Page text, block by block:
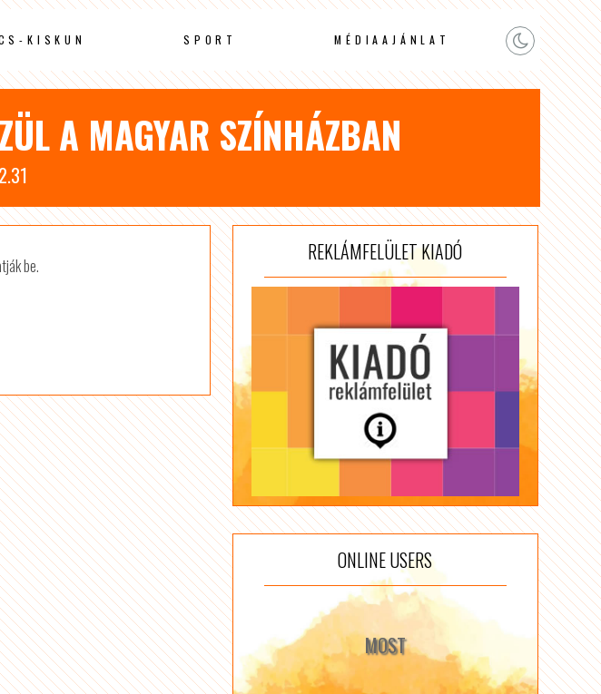
KISKUN SPORT MÉDIAAJÁNLAT
A MAGYAR SZÍNHÁZBAN
be.
REKLÁMFELÜLET KIADÓ
ONLINE USERS
MOST